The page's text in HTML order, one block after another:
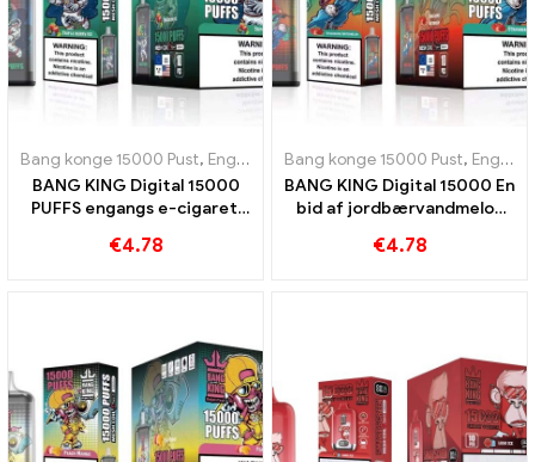
Bang konge 15000 Pust, Engangs e-cigaretter Sverige ,Engangs e-
BANG KING Digital 15000
PUFFS engangs e-cigaret,
Ice
€4.78
Bang konge 15000 Pust, Engangs e-cigaretter Sverige
BANG KING Digital 15000 En
bid af jordbærvandmelon
smag engangs e-cigaret
€4.78